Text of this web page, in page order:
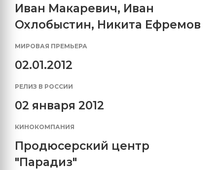
Иван Макаревич, Иван
Охлобыстин, Никита Ефремов
МИРОВАЯ ПРЕМЬЕРА
02.01.2012
РЕЛИЗ В РОССИИ
02 января 2012
КИНОКОМПАНИЯ
Продюсерский центр
"Парадиз"